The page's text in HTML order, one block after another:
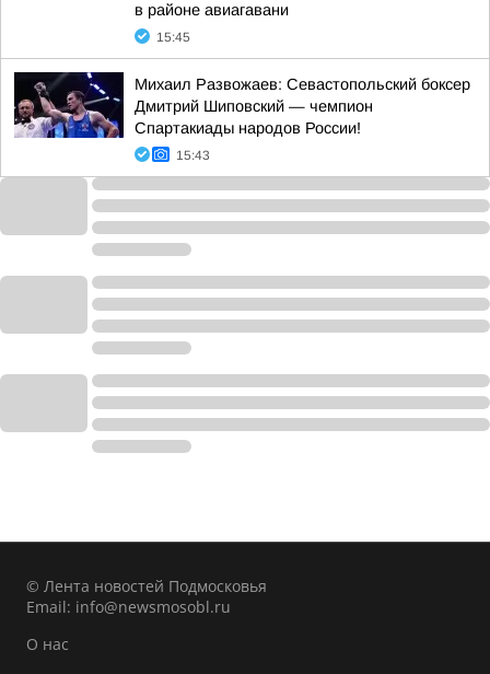
в районе авиагавани
15:45
Михаил Развожаев: Севастопольский боксер
Дмитрий Шиповский — чемпион
Спартакиады народов России!
15:43
© Лента новостей Подмосковья
Email: info@newsmosobl.ru
О нас